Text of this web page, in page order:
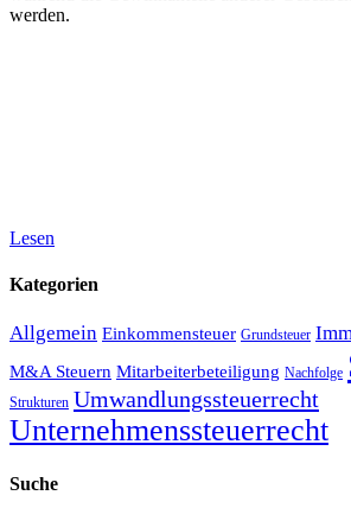
werden.
Lesen
Kategorien
Allgemein Einkommensteuer Grundsteuer
M&A Steuern Mitarbeiterbeteiligung Nachfolge
Strukturen Umwandlungssteuerrecht
Unternehmenssteuerrecht
Suche